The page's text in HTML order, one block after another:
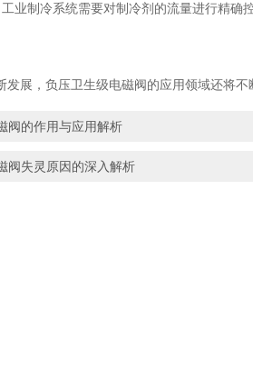
制冷系统需要对制冷剂的流量进行精确
，负压卫生级电磁阀的应用领域还将不
阀的作用与应用解析
阀失灵原因的深入解析